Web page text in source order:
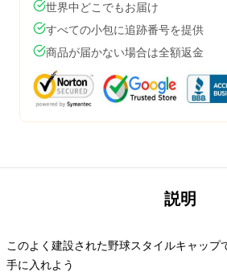
世界中どこでもお届け
すべての小包に追跡番号を提供
商品が届かない場合は全額返金
説明
このよく建設された野球スタイルキャップ
手に入れよう